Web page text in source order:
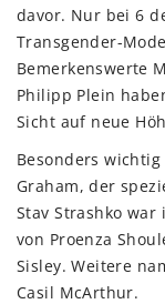
davor. Nur bei 6
Transgender-
Bemerkenswerte
Philipp Plein
Sicht auf neue
Besonders
Graham, der
Stav Strashko
von Proenza
Sisley. Weitere
Casil McArthur.